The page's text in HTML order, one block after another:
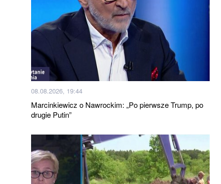
08.08.2026, 19:44
Marcinkiewicz o Nawrockim: „Po pierwsze Trump, po
drugie Putin”